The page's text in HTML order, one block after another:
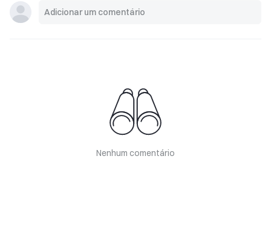
Nenhum comentário